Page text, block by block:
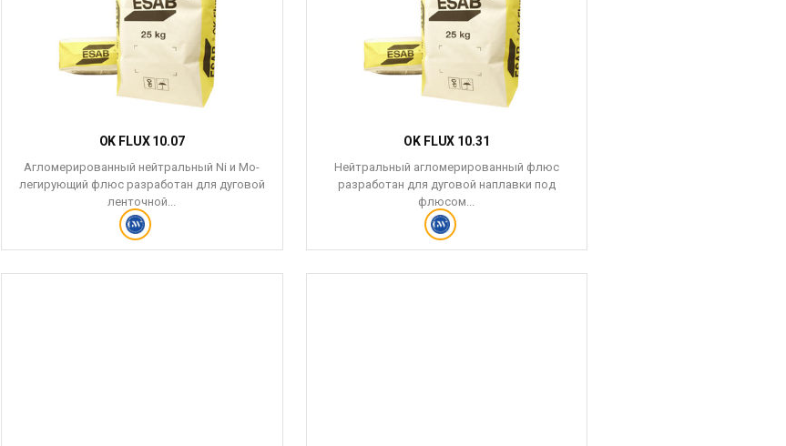
OK FLUX 10.07
Агломерированный нейтральный Ni и Mo-
легирующий флюс разработан для дуговой
ленточной...
OK FLUX 10.31
Нейтральный агломерированный флюс
разработан для дуговой наплавки под
флюсом...